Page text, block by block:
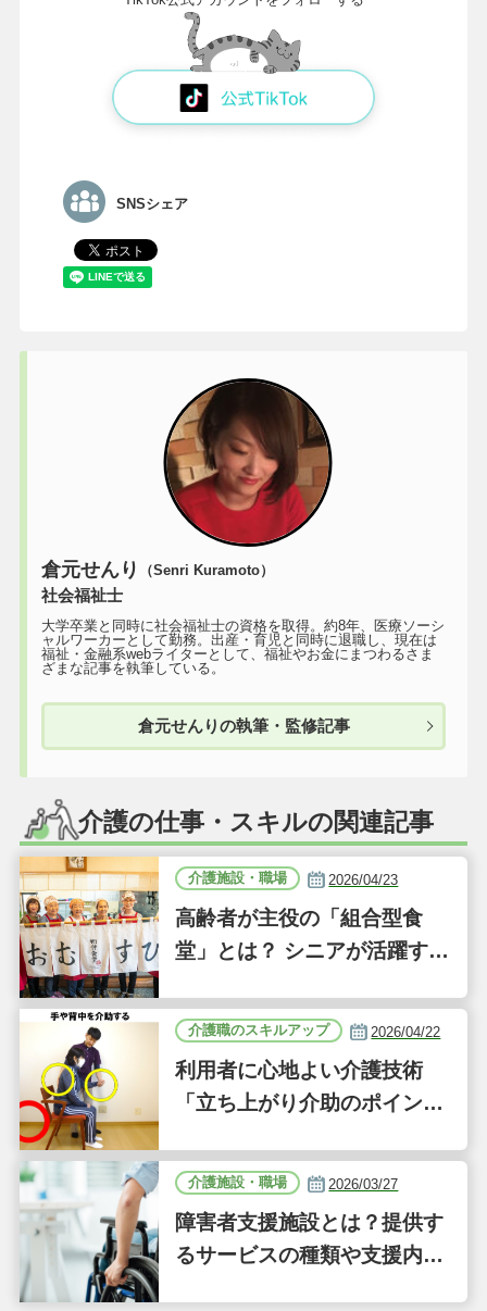
SNSシェア
倉元せんり （Senri Kuramoto）
社会福祉士
大学卒業と同時に社会福祉士の資格を取得。約8年、医療ソーシ
ャルワーカーとして勤務。出産・育児と同時に退職し、現在は
福祉・金融系webライターとして、福祉やお金にまつわるさま
ざまな記事を執筆している。
倉元せんりの執筆・監修記事
介護の仕事・スキルの関連記事
介護施設・職場 2026/04/23
高齢者が主役の「組合型食
堂」とは？ シニアが活躍する
D」に注目｜気になるあの介
護施設
介護職のスキルアップ 2026/04/22
利用者に心地よい介護技術
「立ち上がり介助のポイン
（41）
介護施設・職場 2026/03/27
障害者支援施設とは？提供す
るサービスの種類や支援内容